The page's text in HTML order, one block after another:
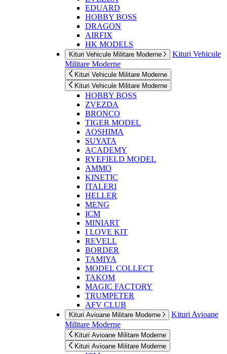
EDUARD
HOBBY BOSS
DRAGON
AIRFIX
HK MODELS
Kituri Vehicule Militare Moderne
Kituri Vehicule
Militare Moderne
Kituri Vehicule Militare Moderne
Kituri Vehicule Militare Moderne
HOBBY BOSS
ZVEZDA
BRONCO
TIGER MODEL
AOSHIMA
SUYATA
ACADEMY
RYEFIELD MODEL
AMMO
KINETIC
ITALERI
HELLER
MENG
ICM
MINIART
I LOVE KIT
REVELL
BORDER
TAMIYA
MODEL COLLECT
TAKOM
MAGIC FACTORY
TRUMPETER
AFV CLUB
Kituri Avioane Militare Moderne
Kituri Avioane
Militare Moderne
Kituri Avioane Militare Moderne
Kituri Avioane Militare Moderne